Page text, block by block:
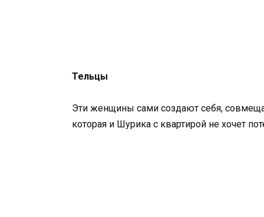
Тельцы
Эти женщины сами создают себя,
которая и Шурика с квартирой не хочет